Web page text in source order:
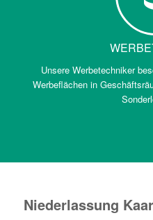
Unsere Werbetechniker
Werbeflächen in
Niederlassung